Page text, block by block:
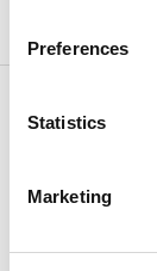
Preferences
Statistics
Marketing
Country of origin